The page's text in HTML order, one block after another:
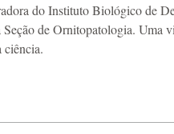
do Instituto Biológico de
de Ornitopatologia. Uma
ciência.